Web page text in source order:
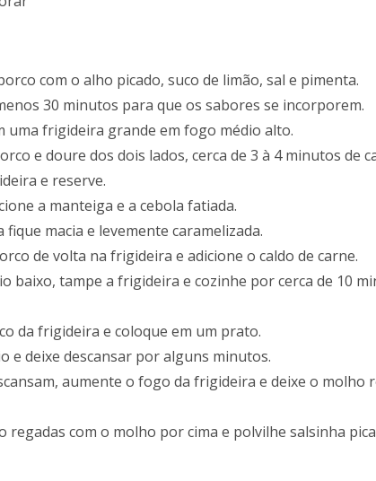
com o alho picado, suco de limão, sal e pimenta.
30 minutos para que os sabores se incorporem.
uma frigideira grande em fogo médio alto.
e doure dos dois lados, cerca de 3 à 4 minutos de
e reserve.
a manteiga e a cebola fatiada.
macia e levemente caramelizada.
de volta na frigideira e adicione o caldo de carne.
baixo, tampe a frigideira e cozinhe por cerca de 10
da frigideira e coloque em um prato.
e deixe descansar por alguns minutos.
aumente o fogo da frigideira e deixe o molho
regadas com o molho por cima e polvilhe salsinha